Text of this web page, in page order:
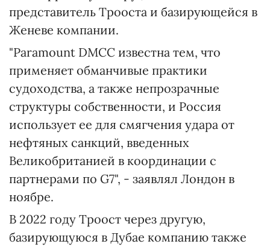
представитель Трооста и базирующейся в
Женеве компании.
"Paramount DMCC известна тем, что
применяет обманчивые практики
судоходства, а также непрозрачные
структуры собственности, и Россия
использует ее для смягчения удара от
нефтяных санкций, введенных
Великобританией в координации с
партнерами по G7", - заявлял Лондон в
ноябре.
В 2022 году Троост через другую,
базирующуюся в Дубае компанию также